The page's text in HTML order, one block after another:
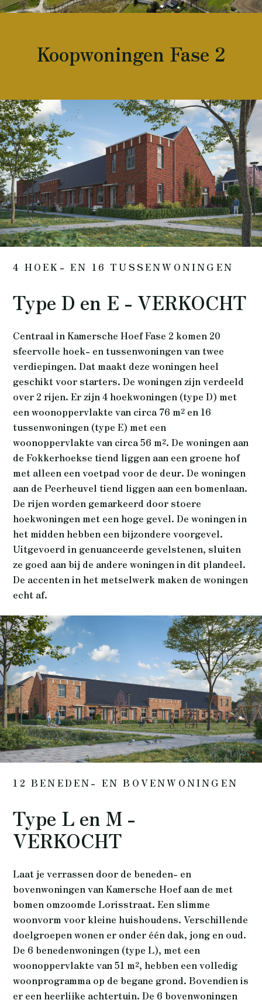
Koopwoningen Fase 2
4 HOEK- EN 16 TUSSENWONINGEN
Type D en E - VERKOCHT
Centraal in Kamersche Hoef Fase 2 komen 20
sfeervolle hoek- en tussenwoningen van twee
verdiepingen. Dat maakt deze woningen heel
geschikt voor starters. De woningen zijn verdeeld
over 2 rijen. Er zijn 4 hoekwoningen (type D) met
een woonoppervlakte van circa 76 m² en 16
tussenwoningen (type E) met een
woonoppervlakte van circa 56 m². De woningen aan
de Fokkerhoekse tiend liggen aan een groene hof
met alleen een voetpad voor de deur. De woningen
aan de Peerheuvel tiend liggen aan een bomenlaan.
De rijen worden gemarkeerd door stoere
hoekwoningen met een hoge gevel. De woningen in
het midden hebben een bijzondere voorgevel.
Uitgevoerd in genuanceerde gevelstenen, sluiten
ze goed aan bij de andere woningen in dit plandeel.
De accenten in het metselwerk maken de woningen
echt af.
12 BENEDEN- EN BOVENWONINGEN
Type L en M -
VERKOCHT
Laat je verrassen door de beneden- en
bovenwoningen van Kamersche Hoef aan de met
bomen omzoomde Lorisstraat. Een slimme
woonvorm voor kleine huishoudens. Verschillende
doelgroepen wonen er onder één dak, jong en oud.
De 6 benedenwoningen (type L), met een
woonoppervlakte van 51 m², hebben een volledig
woonprogramma op de begane grond. Bovendien is
er een heerlijke achtertuin. De 6 bovenwoningen